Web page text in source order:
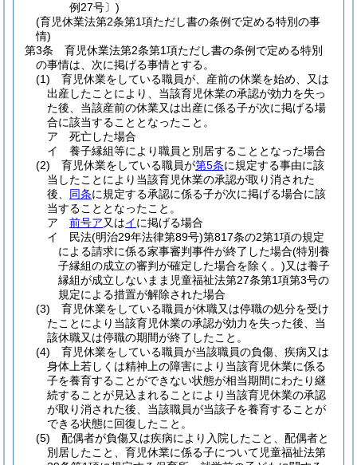
例27号〕)
(育児休業法第2条第1項ただし書の条例で定める特別の事
情)
第3条
育児休業法第2条第1項ただし書の条例で定める特別
の事情は、次に掲げる事情とする。
(1)
育児休業をしている職員が、産前の休業を始め、又は
出産したことにより、当該育児休業の承認が効力を失っ
た後、当該産前の休業又は出産に係る子が次に掲げる場
合に該当することとなったこと。
ア
死亡した場合
イ
養子縁組等により職員と別居することとなった場合
(2)
育児休業をしている職員が第5条に規定する事由に該
当したことにより当該育児休業の承認が取り消された
後、 同条に規定する承認に係る子が次に掲げる場合に該
当することとなったこと。
ア
前号ア又はイに掲げる場合
イ
民法(明治29年法律第89号)第817条の2第1項の規定
による請求に係る家事審判事件が終了した場合(特別養
子縁組の成立の審判が確定した場合を除く。)又は養子
縁組が成立しないまま児童福祉法第27条第1項第3号の
規定による措置が解除された場合
(3)
育児休業をしている職員が休職又は停職の処分を受け
たことにより当該育児休業の承認が効力を失った後、当
該休職又は停職の期間が終了したこと。
(4)
育児休業をしている職員が当該職員の負傷、疾病又は
身体上若しくは精神上の障害により当該育児休業に係る
子を養育することができない状態が相当期間にわたり継
続することが見込まれることにより当該育児休業の承認
が取り消された後、当該職員が当該子を養育することが
できる状態に回復したこと。
(5)
配偶者が負傷又は疾病により入院したこと、配偶者と
別居したこと、育児休業に係る子について児童福祉法第